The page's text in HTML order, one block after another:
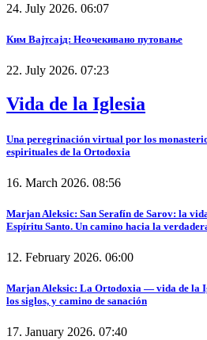
24. July 2026. 06:07
Ким Вајтсајд: Неочекивано путовање
22. July 2026. 07:23
Vida de la Iglesia
Una peregrinación virtual por los
espirituales de la Ortodoxia
16. March 2026. 08:56
Marjan Aleksic: San Serafín de Sarov: la
Espíritu Santo. Un camino hacia la
12. February 2026. 06:00
Marjan Aleksic: La Ortodoxia — vida de la
los siglos, y camino de sanación
17. January 2026. 07:40